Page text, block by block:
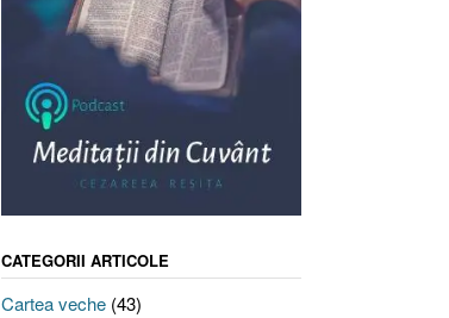
CATEGORII ARTICOLE
Cartea veche(43)